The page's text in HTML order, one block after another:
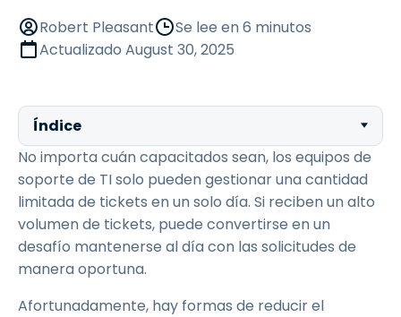
Robert Pleasant
Se lee en 6 minutos
Actualizado August 30, 2025
Índice
No importa cuán capacitados sean, los equipos de
soporte de TI solo pueden gestionar una cantidad
limitada de tickets en un solo día. Si reciben un alto
volumen de tickets, puede convertirse en un
desafío mantenerse al día con las solicitudes de
manera oportuna.
Afortunadamente, hay formas de reducir el